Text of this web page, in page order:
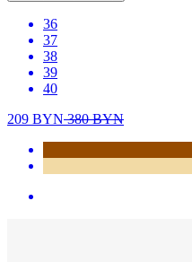
36
37
38
39
40
209 BYN380BYN